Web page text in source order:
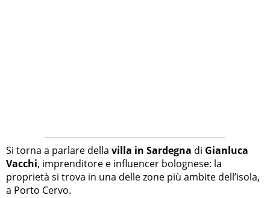
Si torna a parlare della villa in Sardegna di Gianluca
Vacchi, imprenditore e influencer bolognese: la
proprietà si trova in una delle zone più ambite dell’isola,
a Porto Cervo.